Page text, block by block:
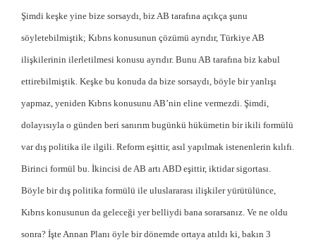
Şimdi keşke yine bize sorsaydı, biz AB tarafına açıkça şunu
söyletebilmiştik; Kıbrıs konusunun çözümü ayrıdır, Türkiye AB
ilişkilerinin ilerletilmesi konusu ayrıdır. Bunu AB tarafına biz kabul
ettirebilmiştik. Keşke bu konuda da bize sorsaydı, böyle bir yanlışı
yapmaz, yeniden Kıbrıs konusunu AB’nin eline vermezdi. Şimdi,
dolayısıyla o günden beri sanırım bugünkü hükümetin bir ikili formülü
var dış politika ile ilgili. Reform eşittir, asıl yapılmak istenenlerin kılıfı.
Birinci formül bu. İkincisi de AB artı ABD eşittir, iktidar sigortası.
Böyle bir dış politika formülü ile uluslararası ilişkiler yürütülünce,
Kıbrıs konusunun da geleceği yer belliydi bana sorarsanız. Ve ne oldu
sonra? İşte Annan Planı öyle bir dönemde ortaya atıldı ki, bakın 3